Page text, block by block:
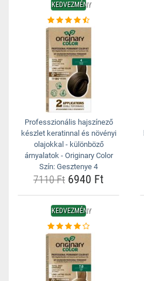
KEDVEZMÉNY
Professzionális hajszínező
készlet keratinnal és növényi
olajokkal - különböző
árnyalatok - Originary Color
Szín: Gesztenye 4
7110 Ft 6940 Ft
KEDVEZMÉNY